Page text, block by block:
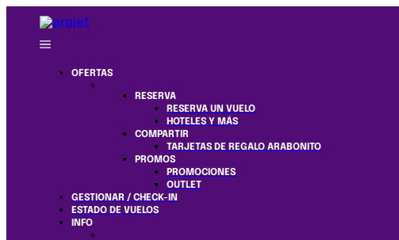
OFERTAS
RESERVA
RESERVA UN VUELO
HOTELES Y MÁS
COMPARTIR
TARJETAS DE REGALO ARABONITO
PROMOS
PROMOCIONES
OUTLET
GESTIONAR / CHECK-IN
ESTADO DE VUELOS
INFO